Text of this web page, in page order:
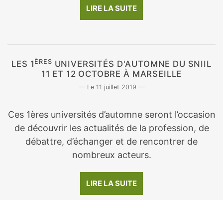
LIRE LA SUITE
LES 1 ÈRES UNIVERSITÉS D'AUTOMNE DU SNIIL
11 ET 12 OCTOBRE À MARSEILLE
11 juillet 2019
Ces 1ères universités d’automne seront l’occasion
de découvrir les actualités de la profession, de
débattre, d’échanger et de rencontrer de
nombreux acteurs.
LIRE LA SUITE